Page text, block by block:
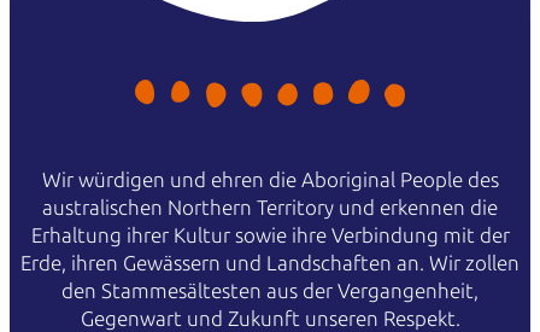
Wir würdigen und ehren die Aboriginal People des
australischen Northern Territory und erkennen die
Erhaltung ihrer Kultur sowie ihre Verbindung mit der
Erde, ihren Gewässern und Landschaften an. Wir zollen
den Stammesältesten aus der Vergangenheit,
Gegenwart und Zukunft unseren Respekt.